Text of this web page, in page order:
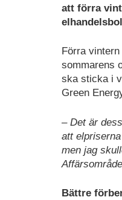
att förra
Förra
sommarens
ska sticka i
Green
– Det är
att
men jag
Bättre